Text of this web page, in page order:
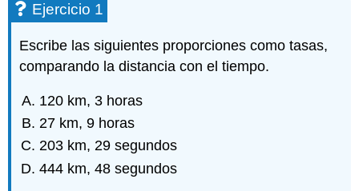
Ejercicio 1
Escribe las siguientes proporciones como tasas,
comparando la distancia con el tiempo.
120 km, 3 horas
27 km, 9 horas
203 km, 29 segundos
444 km, 48 segundos